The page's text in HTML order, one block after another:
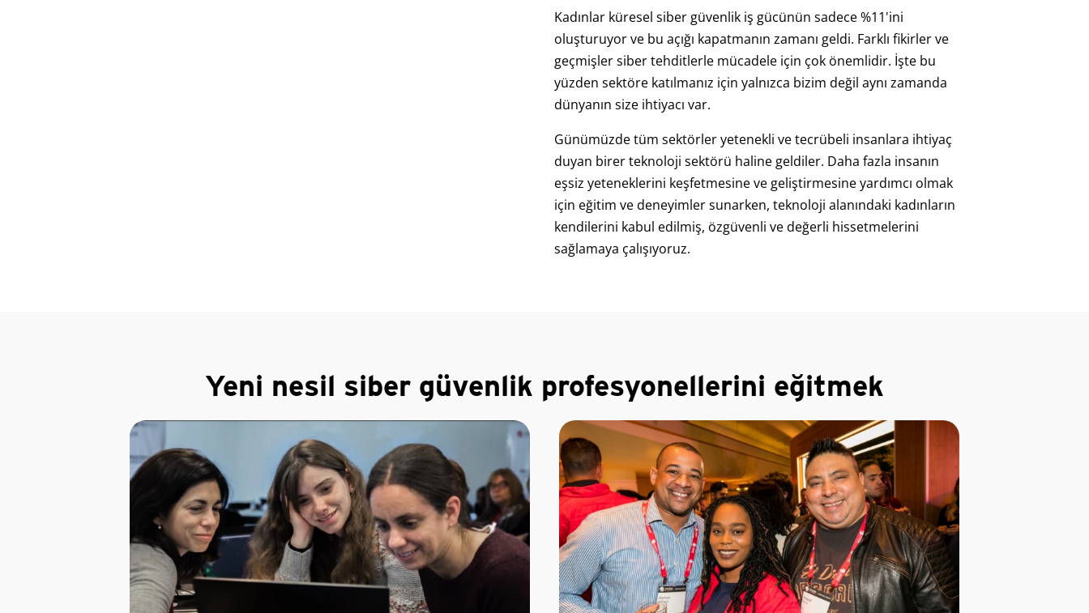
Kadınlar küresel siber güvenlik iş gücünün sadece %11'ini
oluşturuyor ve bu açığı kapatmanın zamanı geldi. Farklı fikirler ve
geçmişler siber tehditlerle mücadele için çok önemlidir. İşte bu
yüzden sektöre katılmanız için yalnızca bizim değil aynı zamanda
dünyanın size ihtiyacı var.
Günümüzde tüm sektörler yetenekli ve tecrübeli insanlara ihtiyaç
duyan birer teknoloji sektörü haline geldiler. Daha fazla insanın
eşsiz yeteneklerini keşfetmesine ve geliştirmesine yardımcı olmak
için eğitim ve deneyimler sunarken, teknoloji alanındaki kadınların
kendilerini kabul edilmiş, özgüvenli ve değerli hissetmelerini
sağlamaya çalışıyoruz.
Yeni nesil siber güvenlik profesyonellerini eğitmek